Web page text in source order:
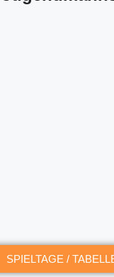
SPIELTAGE /